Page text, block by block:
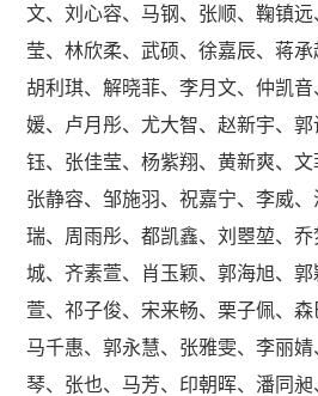
文、刘心容、马钢、张顺、鞠镇
莹、林欣柔、武硕、徐嘉辰、蒋承
胡利琪、解晓菲、李月文、仲凯
媛、卢月彤、尤大智、赵新宇、
钰、张佳莹、杨紫翔、黄新爽、文
张静容、邹施羽、祝嘉宁、李威
瑞、周雨彤、都凯鑫、刘 瞾堃、
城、齐素萱、肖玉颖、郭海旭、
萱、祁子俊、宋来畅、栗子佩、森
马千惠、郭永慧、张雅雯、李丽婧
琴、张也、马芳、印朝晖、潘同